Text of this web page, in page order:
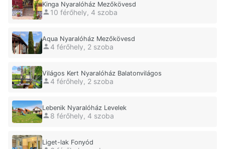
Kinga Nyaralóház Mezőkövesd
10 férőhely, 4 szoba
Aqua Nyaralóház Mezőkövesd
4 férőhely, 2 szoba
Világos Kert Nyaralóház Balatonvilágos
4 férőhely, 2 szoba
Lebenik Nyaralóház Levelek
8 férőhely, 4 szoba
Liget-lak Fonyód